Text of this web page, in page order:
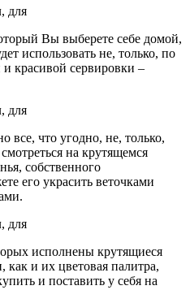
Вы выберете себе домой,
использовать не, только, по
красивой сервировки –
все, что угодно, не, только,
на крутящемся
собственного
его украсить веточками
исполнены крутящиеся
и их цветовая палитра,
и поставить у себя на